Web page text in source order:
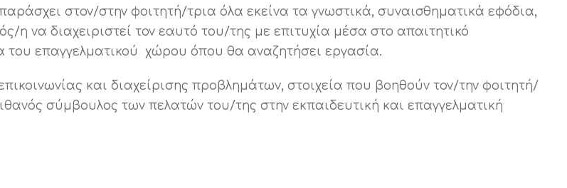
στον/στην φοιτητή/τρια όλα εκείνα τα γνωστικά, συναισθηματικά εφόδια,
η να διαχειριστεί τον εαυτό του/της με επιτυχία μέσα στο απαιτητικό
του επαγγελματικού χώρου όπου θα αναζητήσει εργασία.
και διαχείρισης προβλημάτων, στοιχεία που βοηθούν τον/την φοιτητή/
σύμβουλος των πελατών του/της στην εκπαιδευτική και επαγγελματική